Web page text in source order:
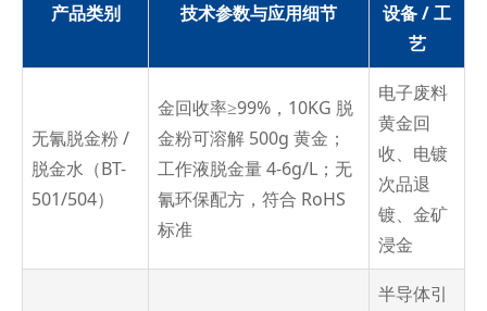
产品类别 技术参数与应用细节
设备 / 工
艺
无氰脱金粉 /
脱金水（BT-
501/504）
金回收率≥99%，10KG 脱
金粉可溶解 500g 黄金；
工作液脱金量 4-6g/L；无
氰环保配方，符合 RoHS
标准
电子废料
黄金回
收、电镀
次品退
镀、金矿
浸金
半导体引